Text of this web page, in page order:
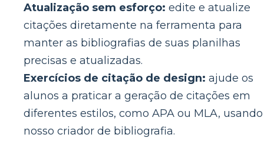
Atualização sem esforço: edite e atualize
citações diretamente na ferramenta para
manter as bibliografias de suas planilhas
precisas e atualizadas.
Exercícios de citação de design: ajude os
alunos a praticar a geração de citações em
diferentes estilos, como APA ou MLA, usando
nosso criador de bibliografia.